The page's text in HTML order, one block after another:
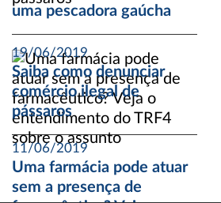
uma pescadora gaúcha
19/06/2019
Saiba como denunciar
comércio ilegal de
pássaros
11/06/2019
Uma farmácia pode atuar
sem a presença de